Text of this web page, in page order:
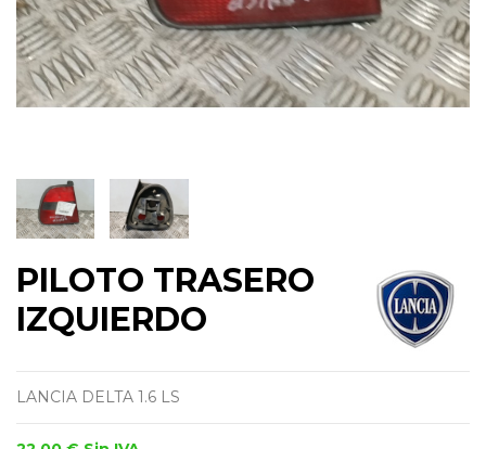
PILOTO TRASERO
IZQUIERDO
LANCIA DELTA 1.6 LS